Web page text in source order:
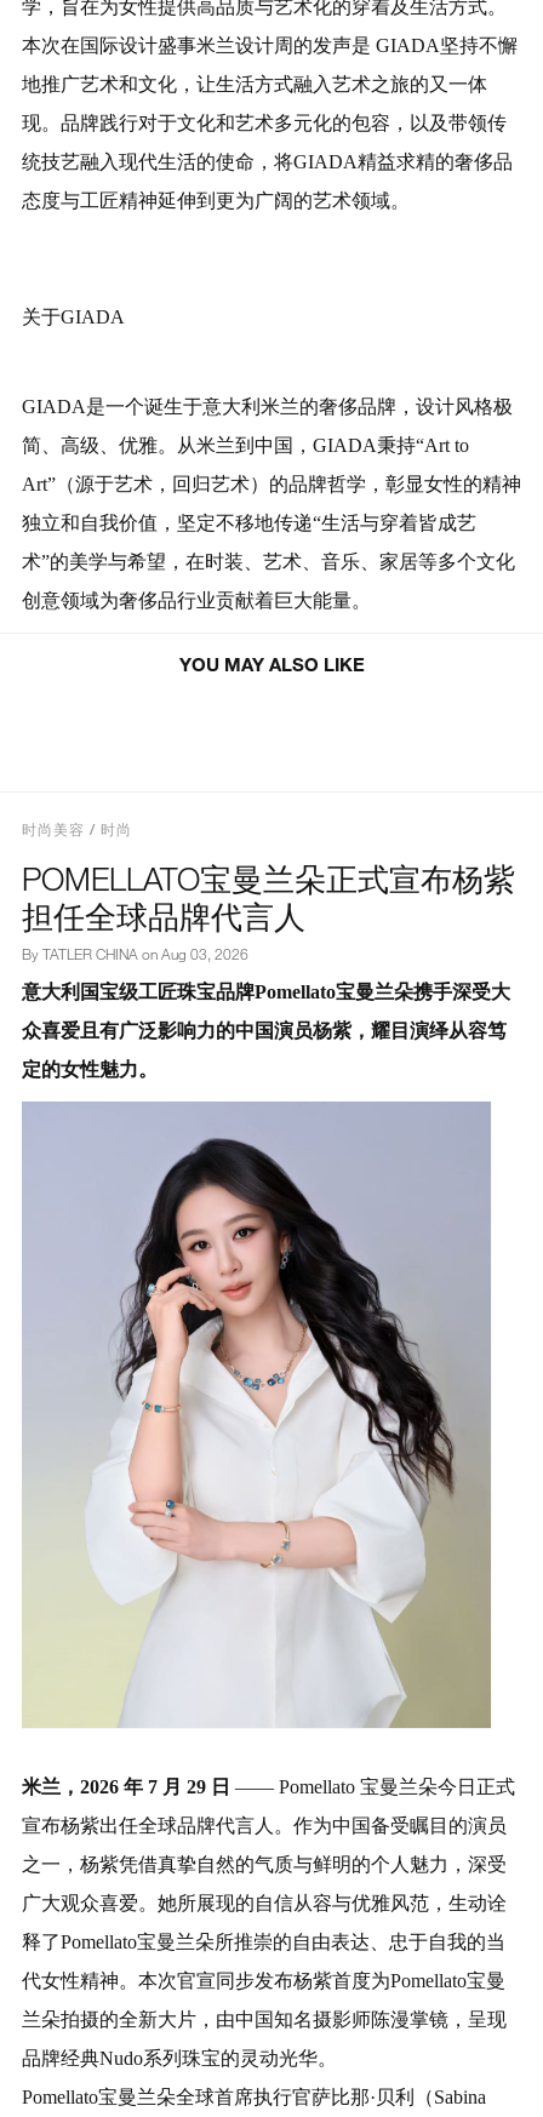
学，旨在为女性提供高品质与艺术化的穿着及生活方式。
本次在国际设计盛事米兰设计周的发声是 GIADA坚持不懈
地推广艺术和文化，让生活方式融入艺术之旅的又一体
现。品牌践行对于文化和艺术多元化的包容，以及带领传
统技艺融入现代生活的使命，将GIADA精益求精的奢侈品
态度与工匠精神延伸到更为广阔的艺术领域。
关于GIADA
GIADA是一个诞生于意大利米兰的奢侈品牌，设计风格极
简、高级、优雅。从米兰到中国，GIADA秉持“Art to
Art”（源于艺术，回归艺术）的品牌哲学，彰显女性的精神
独立和自我价值，坚定不移地传递“生活与穿着皆成艺
术”的美学与希望，在时装、艺术、音乐、家居等多个文化
创意领域为奢侈品行业贡献着巨大能量。
YOU MAY ALSO LIKE
POMELLATO宝曼兰朵正式宣布杨紫
担任全球品牌代言人
时尚美容 时尚
POMELLATO宝曼兰朵正式宣布杨紫
担任全球品牌代言人
By TATLER CHINA onAug 03, 2026
意大利国宝级工匠珠宝品牌Pomellato宝曼兰朵携手深受大
众喜爱且有广泛影响力的中国演员杨紫，耀目演绎从容笃
定的女性魅力。
米兰，2026 年 7 月 29 日 —— Pomellato 宝曼兰朵今日正式
宣布杨紫出任全球品牌代言人。作为中国备受瞩目的演员
之一，杨紫凭借真挚自然的气质与鲜明的个人魅力，深受
广大观众喜爱。她所展现的自信从容与优雅风范，生动诠
释了Pomellato宝曼兰朵所推崇的自由表达、忠于自我的当
代女性精神。本次官宣同步发布杨紫首度为Pomellato宝曼
兰朵拍摄的全新大片，由中国知名摄影师陈漫掌镜，呈现
品牌经典Nudo系列珠宝的灵动光华。
Pomellato宝曼兰朵全球首席执行官萨比那·贝利（Sabina